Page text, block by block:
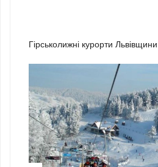
Гірськолижні курорти Львівщини